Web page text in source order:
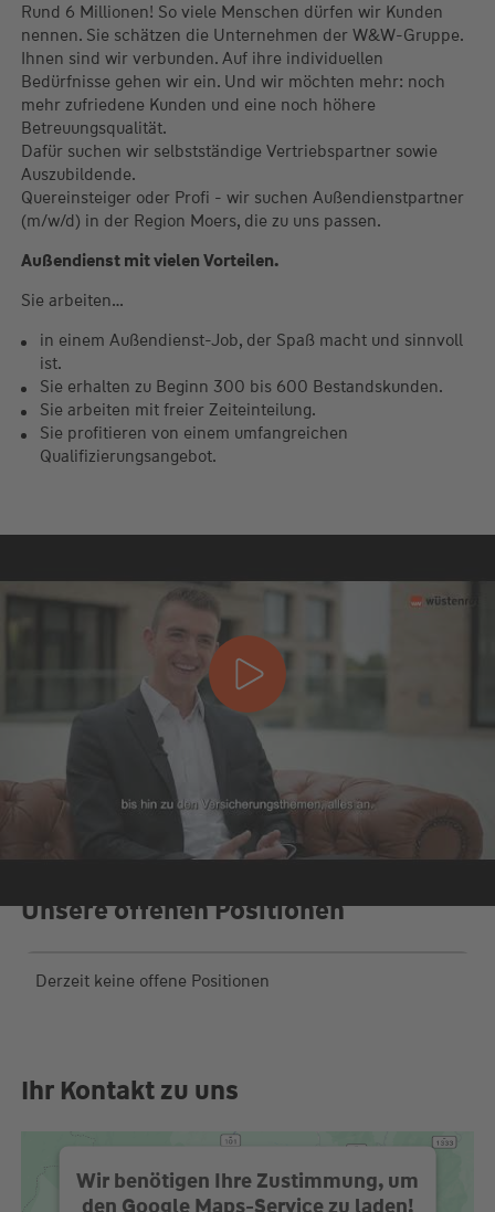
Rund 6 Millionen! So viele Menschen dürfen wir Kunden
nennen. Sie schätzen die Unternehmen der W&W-Gruppe.
Ihnen sind wir verbunden. Auf ihre individuellen
Bedürfnisse gehen wir ein. Und wir möchten mehr: noch
mehr zufriedene Kunden und eine noch höhere
Betreuungsqualität.
Dafür suchen wir selbstständige Vertriebspartner sowie
Auszubildende.
Quereinsteiger oder Profi - wir suchen Außendienstpartner
(m/w/d) in der Region Moers, die zu uns passen.
Außendienst mit vielen Vorteilen.
Sie arbeiten…
in einem Außendienst-Job, der Spaß macht und sinnvoll
ist.
Sie erhalten zu Beginn 300 bis 600 Bestandskunden.
Sie arbeiten mit freier Zeiteinteilung.
Sie profitieren von einem umfangreichen
Qualifizierungsangebot.
Unsere offenen Positionen
Derzeit keine offene Positionen
Ihr Kontakt zu uns
Wir benötigen Ihre Zustimmung, um
den Google Maps-Service zu laden!